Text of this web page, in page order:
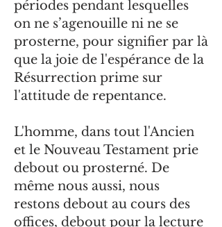
périodes pendant lesquelles
on ne s’agenouille ni ne se
prosterne, pour signifier par là
que la joie de l'espérance de la
Résurrection prime sur
l'attitude de repentance.
L'homme, dans tout l'Ancien
et le Nouveau Testament prie
debout ou prosterné. De
même nous aussi, nous
restons debout au cours des
offices, debout pour la lecture